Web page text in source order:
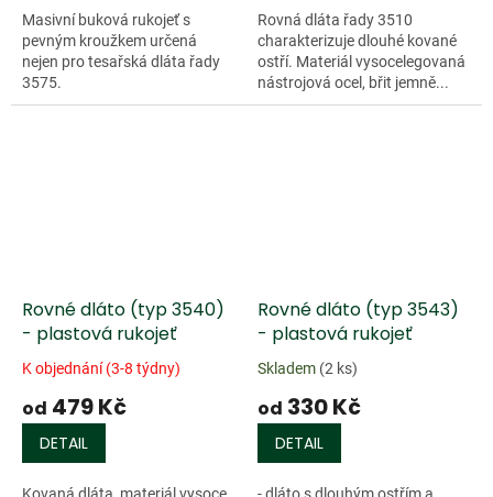
Masivní buková rukojeť s
pevným kroužkem určená
nejen pro tesařská dláta řady
3575.
Rovná dláta řady 3510
charakterizuje dlouhé kované
ostří. Materiál vysocelegovaná
nástrojová ocel, břit jemně...
Rovné dláto (typ 3540)
- plastová rukojeť
K objednání (3-8 týdny)
od 479 Kč
DETAIL
Rovné dláto (typ 3543)
- plastová rukojeť
Skladem (2 ks)
od 330 Kč
DETAIL